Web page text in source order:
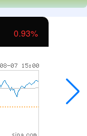
1.01%